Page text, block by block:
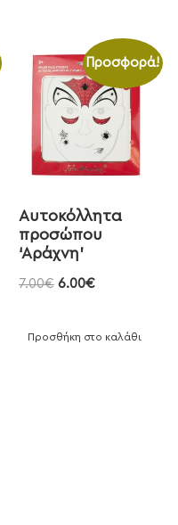
Προσφορά!
Αυτοκόλλητα
προσώπου
‘Αράχνη’
7.00€ 6.00€
Προσθήκη στο καλάθι